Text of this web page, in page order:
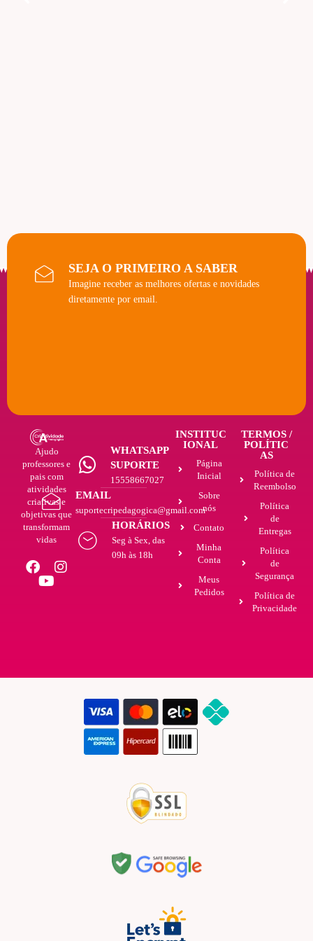
SEJA O PRIMEIRO A SABER
Imagine receber as melhores ofertas e novidades
diretamente por email.
Ajudo
professores e
pais com
atividades
criativas e
objetivas que
transformam
vidas
WHATSAPP
SUPORTE
15558667027
EMAIL
suportecripedagogica@gmail.com
HORÁRIOS
Seg à Sex, das
09h às 18h
INSTITUC
IONAL
Página
Inicial
Sobre
nós
Contato
Minha
Conta
Meus
Pedidos
TERMOS /
POLÍTIC
AS
Política de
Reembolso
Política
de
Entregas
Política
de
Segurança
Política de
Privacidade